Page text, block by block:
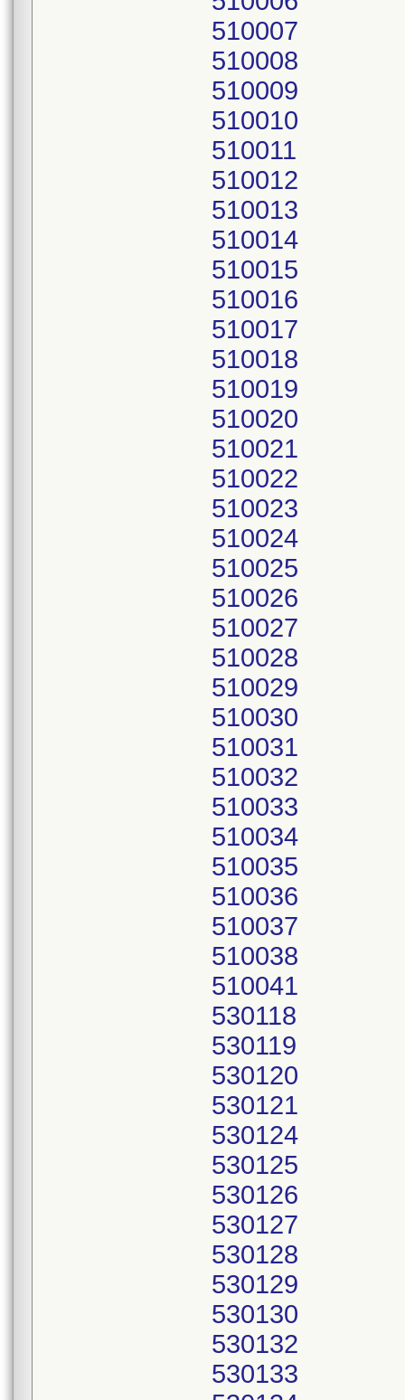
510007
510008
510009
510010
510011
510012
510013
510014
510015
510016
510017
510018
510019
510020
510021
510022
510023
510024
510025
510026
510027
510028
510029
510030
510031
510032
510033
510034
510035
510036
510037
510038
510041
530118
530119
530120
530121
530124
530125
530126
530127
530128
530129
530130
530132
530133